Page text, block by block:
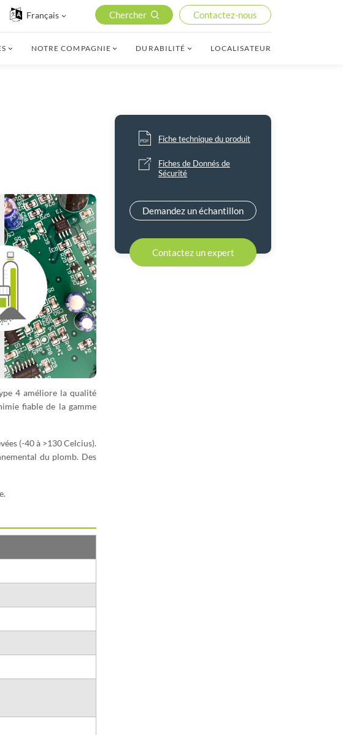
Français Chercher Contactez-nous
NOTRE COMPAGNIE DURABILITÉ LOCALISATEUR
4 améliore la qualité
fiable de la gamme
(-40 à >130 Celcius).
du plomb. Des
Fiche technique du produit
Fiches de Donnés de
Sécurité
Demandez un échantillon
Contactez un expert